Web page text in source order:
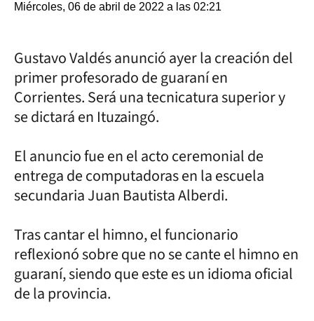
Miércoles, 06 de abril de 2022 a las 02:21
Gustavo Valdés anunció ayer la creación del
primer profesorado de guaraní en
Corrientes. Será una tecnicatura superior y
se dictará en Ituzaingó.
El anuncio fue en el acto ceremonial de
entrega de computadoras en la escuela
secundaria Juan Bautista Alberdi.
Tras cantar el himno, el funcionario
reflexionó sobre que no se cante el himno en
guaraní, siendo que este es un idioma oficial
de la provincia.